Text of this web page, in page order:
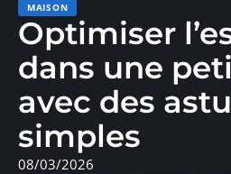
MAISON
Optimiser
dans une
avec des
simples
08/03/2026